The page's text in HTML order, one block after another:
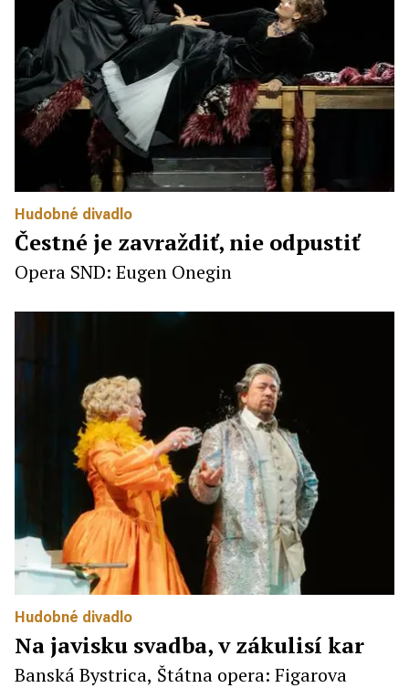
Hudobné divadlo
Čestné je zavraždiť, nie odpustiť
Opera SND: Eugen Onegin
Hudobné divadlo
Na javisku svadba, v zákulisí kar
Banská Bystrica, Štátna opera: Figarova